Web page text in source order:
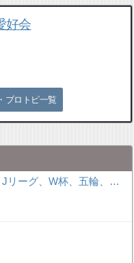
好会
ブロトピ一覧
【サッカー】（日本代表、Jリーグ、W杯、五輪、海外サッカー）